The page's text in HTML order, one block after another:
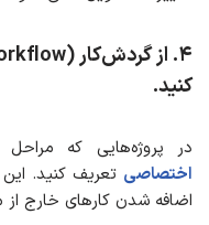
۴. از گردش‌کار (Workflow) برای کنترل محدوده
کنید.
در پروژه‌هایی که
اختصاصی تعریف کنید.
اضافه شدن کارهای خارج از